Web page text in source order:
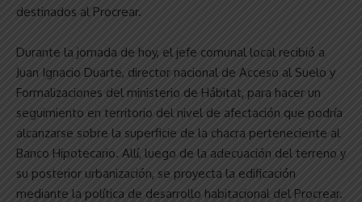
destinados al Procrear.
Durante la jornada de hoy, el jefe comunal local recibió a
Juan Ignacio Duarte, director nacional de Acceso al Suelo y
Formalizaciones del ministerio de Hábitat, para hacer un
seguimiento en territorio del nivel de afectación que podría
alcanzarse sobre la superficie de la chacra perteneciente al
Banco Hipotecario. Allí, luego de la adecuación del terreno y
su posterior urbanización, se proyecta la edificación
mediante la política de desarrollo habitacional del Procrear.